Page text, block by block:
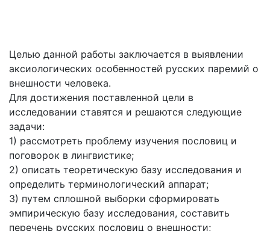
Целью данной работы заключается в выявлении
аксиологических особенностей русских паремий о
внешности человека.
Для достижения поставленной цели в
исследовании ставятся и решаются следующие
задачи:
1) рассмотреть проблему изучения пословиц и
поговорок в лингвистике;
2) описать теоретическую базу исследования и
определить терминологический аппарат;
3) путем сплошной выборки сформировать
эмпирическую базу исследования, составить
перечень русских пословиц о внешности;